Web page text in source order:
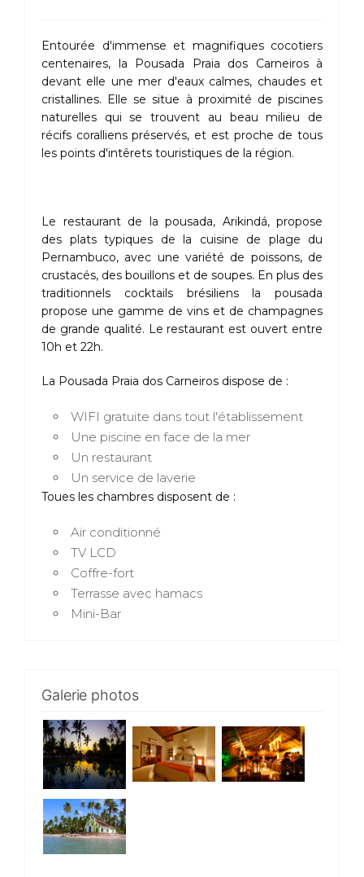
Entourée d'immense et magnifiques cocotiers
centenaires, la Pousada Praia dos Carneiros à
devant elle une mer d'eaux calmes, chaudes et
cristallines. Elle se situe à proximité de piscines
naturelles qui se trouvent au beau milieu de
récifs coralliens préservés, et est proche de tous
les points d'intêrets touristiques de la région.
Le restaurant de la pousada, Arikindá, propose
des plats typiques de la cuisine de plage du
Pernambuco, avec une variété de poissons, de
crustacés, des bouillons et de soupes. En plus des
traditionnels cocktails brésiliens la pousada
propose une gamme de vins et de champagnes
de grande qualité. Le restaurant est ouvert entre
10h et 22h.
La Pousada Praia dos Carneiros dispose de :
WIFI gratuite dans tout l'établissement
Une piscine en face de la mer
Un restaurant
Un service de laverie
Toues les chambres disposent de :
Air conditionné
TV LCD
Coffre-fort
Terrasse avec hamacs
Mini-Bar
Galerie photos